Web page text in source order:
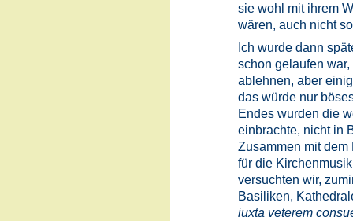
sie wohl mit ihrem
wären, auch nicht
Ich wurde dann
schon gelaufen
ablehnen, aber
das würde nur
Endes wurden die
einbrachte, nicht in
Zusammen mit
für die
versuchten wir,
Basiliken,
iuxta veterem